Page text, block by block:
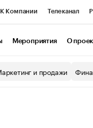
Компании Телеканал
Экономика Бизнес
Мероприятия О
и продажи